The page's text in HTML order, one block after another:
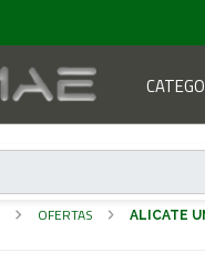
OFERTAS ALICATE